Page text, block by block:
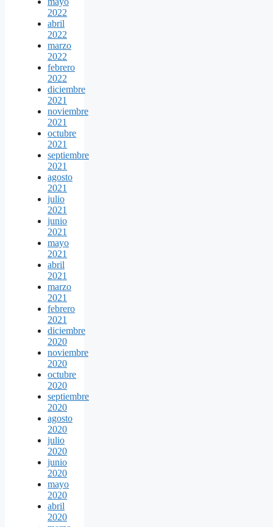
2022
abril
2022
marzo
2022
febrero
2022
diciembre
2021
noviembre
2021
octubre
2021
septiembre
2021
agosto
2021
julio
2021
junio
2021
mayo
2021
abril
2021
marzo
2021
febrero
2021
diciembre
2020
noviembre
2020
octubre
2020
septiembre
2020
agosto
2020
julio
2020
junio
2020
mayo
2020
abril
2020